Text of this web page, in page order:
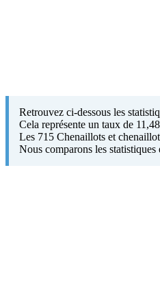
Retrouvez ci-dessous les
Cela représente un taux de
Les 715 Chenaillots et
Nous comparons les